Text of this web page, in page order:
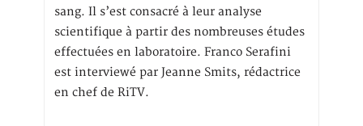
sang. Il s’est consacré à leur analyse
scientifique à partir des nombreuses études
effectuées en laboratoire. Franco Serafini
est interviewé par Jeanne Smits, rédactrice
en chef de RiTV.